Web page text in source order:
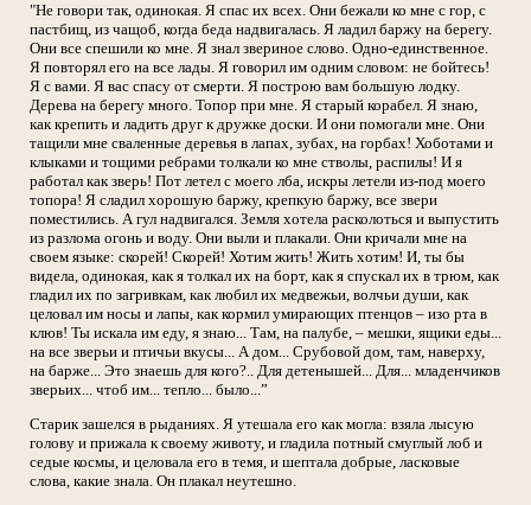
"Не говори так, одинокая. Я спас их всех. Они бежали ко мне с гор, с
пастбищ, из чащоб, когда беда надвигалась. Я ладил баржу на берегу.
Они все спешили ко мне. Я знал звериное слово. Одно-единственное.
Я повторял его на все лады. Я говорил им одним словом: не бойтесь!
Я с вами. Я вас спасу от смерти. Я построю вам большую лодку.
Дерева на берегу много. Топор при мне. Я старый корабел. Я знаю,
как крепить и ладить друг к дружке доски. И они помогали мне. Они
тащили мне сваленные деревья в лапах, зубах, на горбах! Хоботами и
клыками и тощими ребрами толкали ко мне стволы, распилы! И я
работал как зверь! Пот летел с моего лба, искры летели из-под моего
топора! Я сладил хорошую баржу, крепкую баржу, все звери
поместились. А гул надвигался. Земля хотела расколоться и выпустить
из разлома огонь и воду. Они выли и плакали. Они кричали мне на
своем языке: скорей! Скорей! Хотим жить! Жить хотим! И, ты бы
видела, одинокая, как я толкал их на борт, как я спускал их в трюм, как
гладил их по загривкам, как любил их медвежьи, волчьи души, как
целовал им носы и лапы, как кормил умирающих птенцов – изо рта в
клюв! Ты искала им еду, я знаю... Там, на палубе, – мешки, ящики еды...
на все зверьи и птичьи вкусы... А дом... Срубовой дом, там, наверху,
на барже... Это знаешь для кого?.. Для детенышей... Для... младенчиков
зверьих... чтоб им... тепло... было...”
Старик зашелся в рыданиях. Я утешала его как могла: взяла лысую
голову и прижала к своему животу, и гладила потный смуглый лоб и
седые космы, и целовала его в темя, и шептала добрые, ласковые
слова, какие знала. Он плакал неутешно.